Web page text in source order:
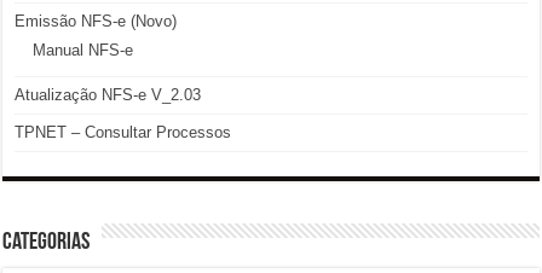
Emissão NFS-e (Novo)
Manual NFS-e
Atualização NFS-e V_2.03
TPNET – Consultar Processos
Categorias